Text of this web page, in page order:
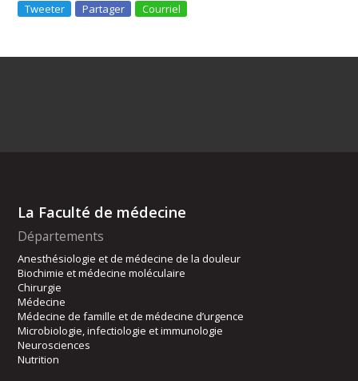
Tweeter Partager Courriel
La Faculté de médecine
Départements
Anesthésiologie et de médecine de la douleur
Biochimie et médecine moléculaire
Chirurgie
Médecine
Médecine de famille et de médecine d’urgence
Microbiologie, infectiologie et immunologie
Neurosciences
Nutrition